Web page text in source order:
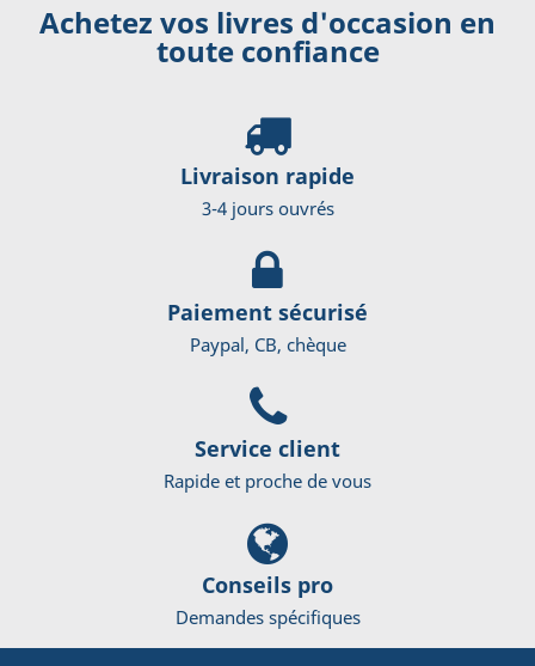
Achetez vos livres d'occasion en
toute confiance
Livraison rapide
3-4 jours ouvrés
Paiement sécurisé
Paypal, CB, chèque
Service client
Rapide et proche de vous
Conseils pro
Demandes spécifiques